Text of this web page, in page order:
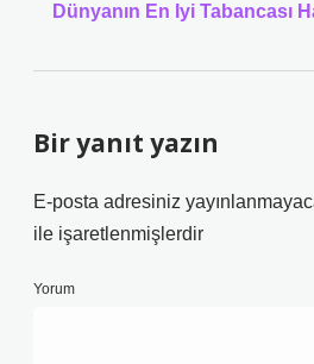
Dünyanın En Iyi Tabancası
Bir yanıt yazın
E-posta adresiniz
ile işaretlenmişlerdir
Yorum